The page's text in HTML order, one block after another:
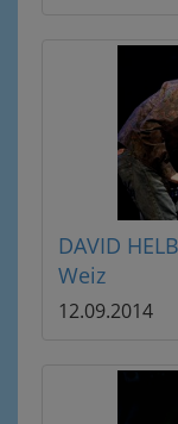
DAVID
Weiz
12.09.2014